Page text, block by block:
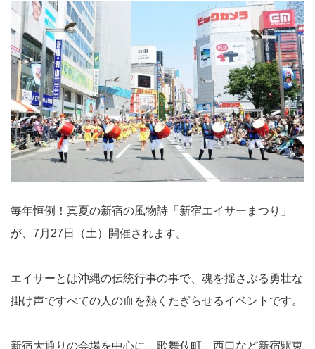
毎年恒例！真夏の新宿の風物詩「新宿エイサーまつり」
が、7月27日（土）開催されます。
エイサーとは沖縄の伝統行事の事で、魂を揺さぶる勇壮な
掛け声ですべての人の血を熱くたぎらせるイベントです。
新宿大通りの会場を中心に、歌舞伎町、西口など新宿駅東